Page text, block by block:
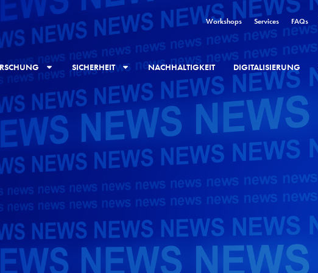
Workshops Services FAQs
SICHERHEIT NACHHALTIGKEIT DIGITALISIERUNG